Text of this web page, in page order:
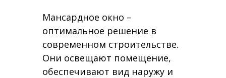
Мансардное окно –
оптимальное решение в
современном строительстве.
Они освещают помещение,
обеспечивают вид наружу и